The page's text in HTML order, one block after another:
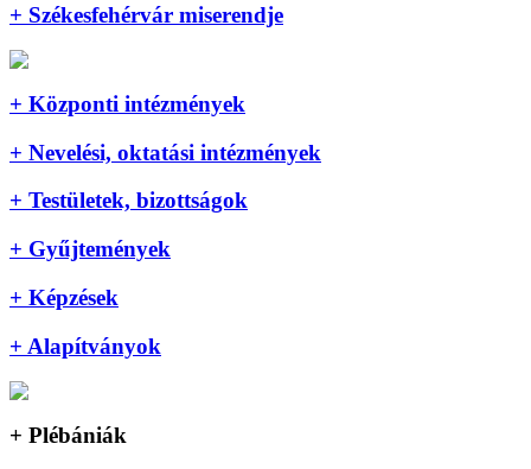
+ Székesfehérvár miserendje
+ Központi intézmények
+ Nevelési, oktatási intézmények
+ Testületek, bizottságok
+ Gyűjtemények
+ Képzések
+ Alapítványok
+ Plébániák